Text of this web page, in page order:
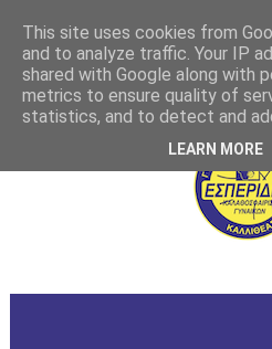
This site uses cookies from
and to analyze traffic. Your IP
shared with Google along with
metrics to ensure quality of
statistics, and to detect and
LEARN MORE